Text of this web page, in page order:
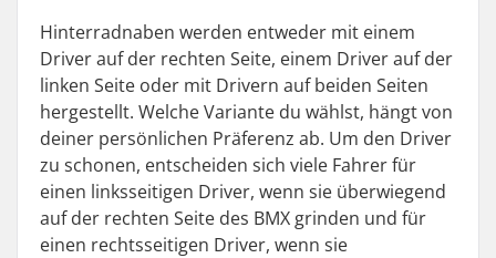
Hinterradnaben werden entweder mit einem
Driver auf der rechten Seite, einem Driver auf der
linken Seite oder mit Drivern auf beiden Seiten
hergestellt. Welche Variante du wählst, hängt von
deiner persönlichen Präferenz ab. Um den Driver
zu schonen, entscheiden sich viele Fahrer für
einen linksseitigen Driver, wenn sie überwiegend
auf der rechten Seite des BMX grinden und für
einen rechtsseitigen Driver, wenn sie